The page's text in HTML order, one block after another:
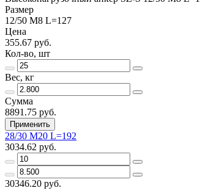
Размер
12/50 M8 L=127
Цена
355.67 руб.
Кол-во, шт
Вес, кг
Сумма
8891.75 руб.
Применить
28/30 M20 L=192
3034.62 руб.
30346.20 руб.